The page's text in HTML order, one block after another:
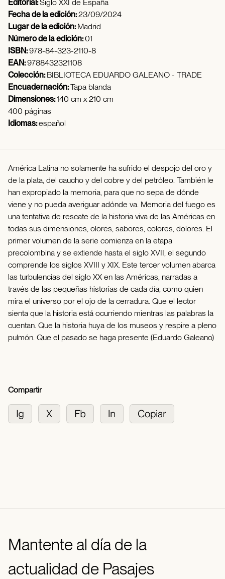
Editorial:Siglo XXI de España
Fecha de la edición:23/09/2024
Lugar de la edición:Madrid
Número de la edición:01
ISBN:978-84-323-2110-8
EAN:9788432321108
Colección:BIBLIOTECA EDUARDO GALEANO - TRADE
Encuadernación:Tapa blanda
Dimensiones:140 cm x 210 cm
400 páginas
Idiomas:español
América Latina no solamente ha sufrido el despojo del oro y
de la plata, del caucho y del cobre y del petróleo. También le
han expropiado la memoria, para que no sepa de dónde
viene y no pueda averiguar adónde va. Memoria del fuego es
una tentativa de rescate de la historia viva de las Américas en
todas sus dimensiones, olores, sabores, colores, dolores. El
primer volumen de la serie comienza en la etapa
precolombina y se extiende hasta el siglo XVII, el segundo
comprende los siglos XVIII y XIX. Este tercer volumen abarca
las turbulencias del siglo XX en las Américas, narradas a
través de las pequeñas historias de cada día, como quien
mira el universo por el ojo de la cerradura. Que el lector
sienta que la historia está ocurriendo mientras las palabras la
cuentan. Que la historia huya de los museos y respire a pleno
pulmón. Que el pasado se haga presente (Eduardo Galeano)
Compartir
Mantente al día de la
actualidad de Pasajes